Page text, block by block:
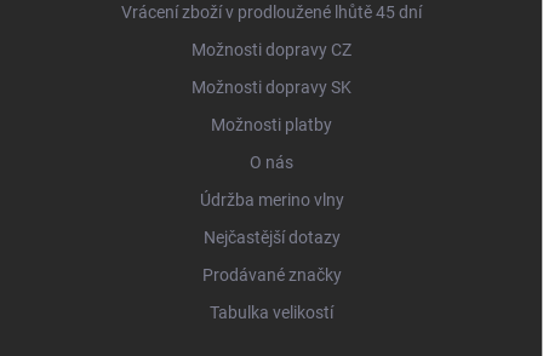
Vrácení zboží v prodloužené lhůtě 45 dní
Možnosti dopravy CZ
Možnosti dopravy SK
Možnosti platby
O nás
Údržba merino vlny
Nejčastější dotazy
Prodávané značky
Tabulka velikostí